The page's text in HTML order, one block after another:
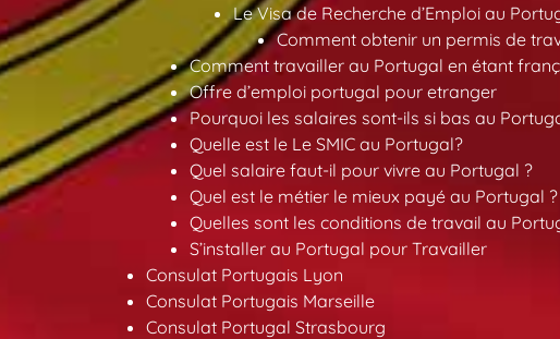
Le Visa de Recherche d’Emploi au
Comment obtenir un permis de
Comment travailler au Portugal en étant
Offre d’emploi portugal pour etranger
Pourquoi les salaires sont-ils si bas au
Quelle est le Le SMIC au Portugal?
Quel salaire faut-il pour vivre au Portugal ?
Quel est le métier le mieux payé au Portugal ?
Quelles sont les conditions de travail au
S’installer au Portugal pour Travailler
Consulat Portugais Lyon
Consulat Portugais Marseille
Consulat Portugal Strasbourg